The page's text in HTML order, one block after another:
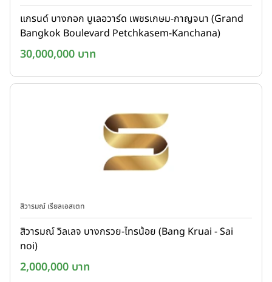
แกรนด์ บางกอก บูเลอวาร์ด เพชรเกษม-กาญจนา (Grand
Bangkok Boulevard Petchkasem-Kanchana)
30,000,000 บาท
สิวารมณ์ เรียลเอสเตท
สิวารมณ์ วิลเลจ บางกรวย-ไทรน้อย (Bang Kruai - Sai
noi)
2,000,000 บาท